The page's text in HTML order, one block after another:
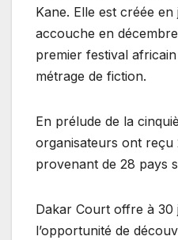
Kane. Elle est créée
accouche en
premier festival
métrage de fiction.
En prélude de la
organisateurs ont reçu
provenant de 28 pays
Dakar Court offre à 30
l’opportunité de